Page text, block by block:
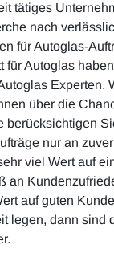
tätiges
nach
für Autoglas-
für Autoglas
Experten.
über die
berücksichtigen
nur an
viel Wert auf
an
auf guten
legen, dann sind